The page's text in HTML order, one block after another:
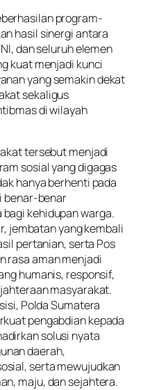
program-
hasil sinergi antara
dan seluruh elemen
kuat menjadi kunci
yang semakin dekat
sekaligus
di wilayah
tersebut menjadi
sosial yang digagas
hanya berhenti pada
benar-benar
kehidupan warga.
jembatan yang kembali
pertanian, serta Pos
rasa aman menjadi
humanis, responsif,
masyarakat.
Polda Sumatera
pengabdian kepada
solusi nyata
daerah,
serta mewujudkan
maju, dan sejahtera.